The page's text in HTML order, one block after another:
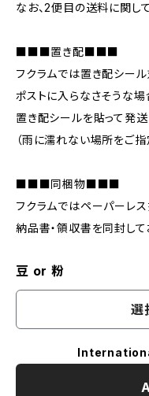
なお、2便目の送料に関し
■■■置き配■■■
フクラムでは置き配シール
ポストに入らなさそうな
置き配シールを貼って発送
（雨に濡れない場所をご指
■■■同梱物■■■
フクラムではペーパーレ
納品書・領収書を同封して
豆 or 粉
選